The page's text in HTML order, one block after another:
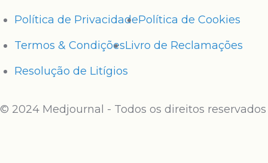
Política de PrivacidadePolítica de Cookies
Termos & CondiçõesLivro de Reclamações
Resolução de Litígios
© 2024 Medjournal - Todos os direitos reservados